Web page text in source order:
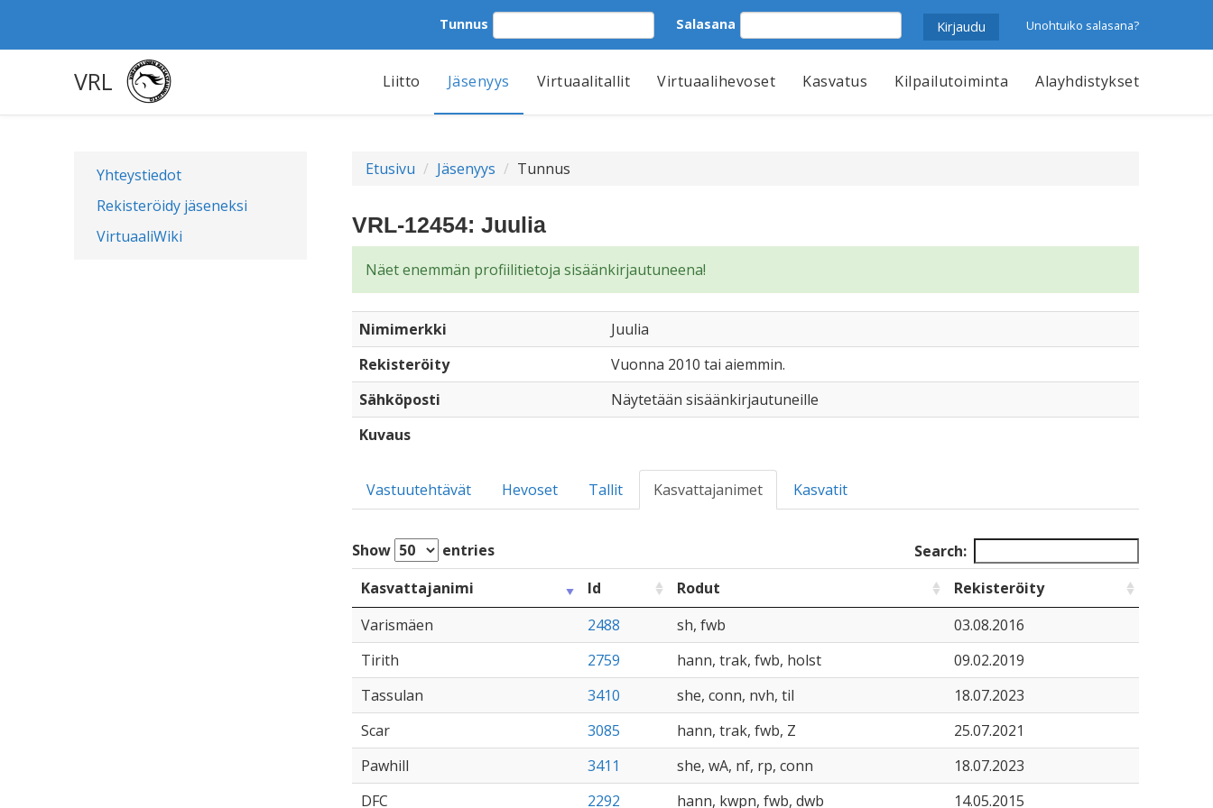
Tunnus Salasana Unohtuiko salasana?
VRL Liitto Jäsenyys Virtuaalitallit Virtuaalihevoset Kasvatus Kilpailutoiminta Alayhdistykset
Yhteystiedot
Rekisteröidy jäseneksi
VirtuaaliWiki
Etusivu Jäsenyys Tunnus
VRL-12454: Juulia
Näet enemmän profiilitietoja sisäänkirjautuneena!
Nimimerkki
Juulia
Rekisteröity
Vuonna 2010 tai aiemmin.
Sähköposti
Näytetään sisäänkirjautuneille
Kuvaus
Vastuutehtävät Hevoset Tallit Kasvattajanimet Kasvatit
Show entries
Search:
Kasvattajanimi
Id Rodut
Rekisteröity
Varismäen
2488 sh, fwb
03.08.2016
Tirith
2759 hann, trak, fwb, holst
09.02.2019
Tassulan
3410 she, conn, nvh, til
18.07.2023
Scar
3085 hann, trak, fwb, Z
25.07.2021
Pawhill
3411 she, wA, nf, rp, conn
18.07.2023
DFC
2292 hann, kwpn, fwb, dwb 14.05.2015